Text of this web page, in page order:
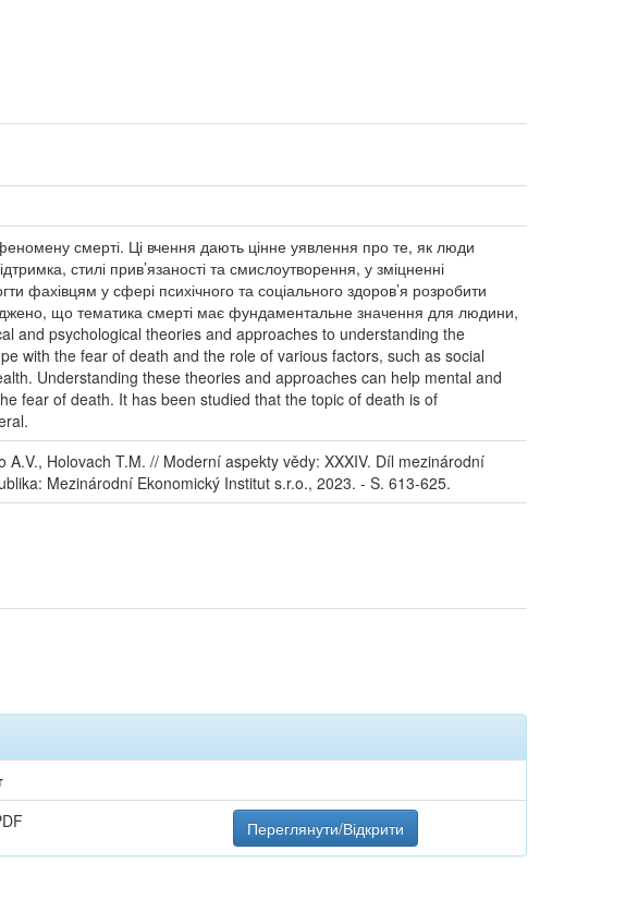
феномену смерті. Ці вчення дають цінне уявлення про те, як люди
стилі прив’язаності та смислоутворення, у зміцненні
фахівцям у сфері психічного та соціального здоров’я розробити
що тематика смерті має фундаментальне значення для людини,
and psychological theories and approaches to understanding the
with the fear of death and the role of various factors, such as social
Understanding these theories and approaches can help mental and
fear of death. It has been studied that the topic of death is of
Holovach T.M. // Moderní aspekty vědy: XXXIV. Díl mezinárodní
Mezinárodní Ekonomický Institut s.r.o., 2023. - S. 613-625.
Переглянути/Відкрити